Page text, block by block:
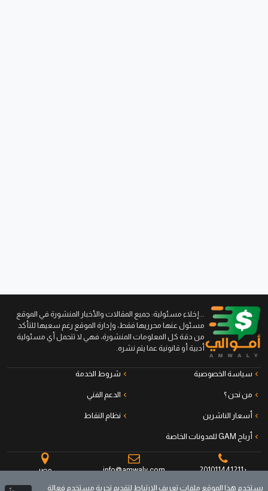
...إخلاء مسئولية: جميع المقالات والأخبار المنشورة في الموقع
مسئول عنها محرريها فقط، وإدارة الموقع رغم سعيها للتأكد
من دقة كل المعلومات المنشورة، فهي لا تتحمل أي مسئولية
أدبية أو قانونية عما يتم نشره.
سياسة الخصوصية شروط الخدمة
من نحن ؟ الدعم الفني
أسعار الناشرين نظام النقاط
أرباح GAM للمدونات الخاصة
+201011441211
info@amwaly.com
مصر
يستخدم هذا الموقع ملفات تعريف الارتباط لتقديم تجربة مستخدم فعالة